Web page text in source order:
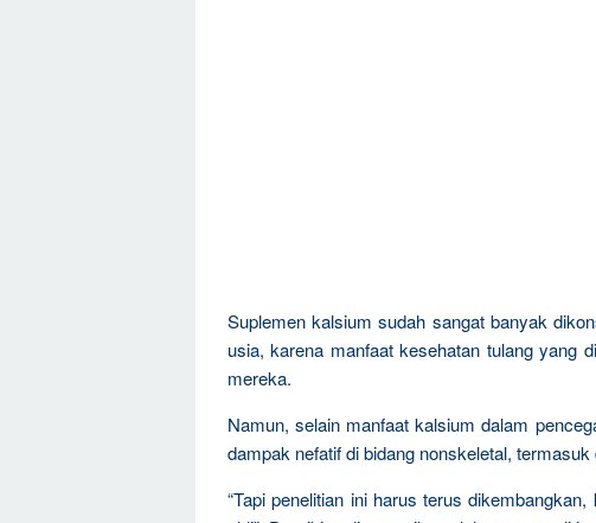
Suplemen kalsium sudah sangat banyak
usia, karena manfaat kesehatan tulang yang
mereka.
Namun, selain manfaat kalsium dalam
dampak nefatif di bidang nonskeletal,
“Tapi penelitian ini harus terus